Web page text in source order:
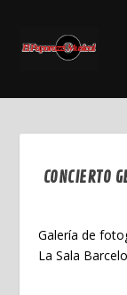
CONCIERTO
Galería de
La Sala